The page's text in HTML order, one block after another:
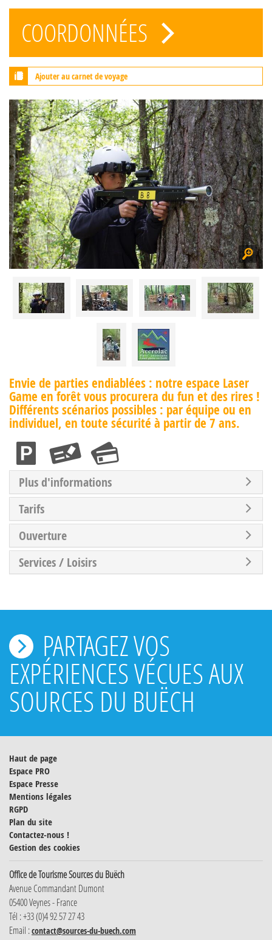
COORDONNÉES
Ajouter au carnet de voyage
Envie de parties endiablées : notre espace Laser
Game en forêt vous procurera du fun et des rires !
Différents scénarios possibles : par équipe ou en
individuel, en toute sécurité à partir de 7 ans.
Plus d'informations
Tarifs
Ouverture
Services / Loisirs
PARTAGEZ VOS
EXPÉRIENCES VÉCUES AUX
SOURCES DU BUËCH
Haut de page
Espace PRO
Espace Presse
Mentions légales
RGPD
Plan du site
Contactez-nous !
Gestion des cookies
Office de Tourisme Sources du Buëch
Avenue Commandant Dumont
05400 Veynes - France
Tél : +33 (0)4 92 57 27 43
Email :contact@sources-du-buech.com